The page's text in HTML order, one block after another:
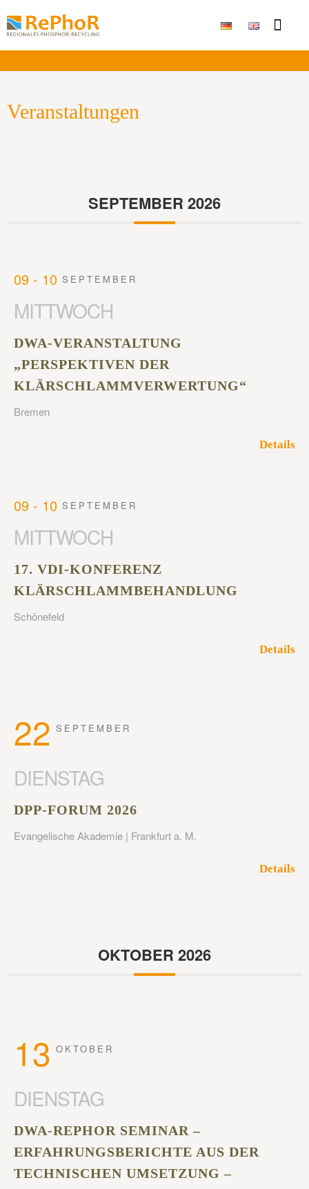
Veranstaltungen
SEPTEMBER 2026
09 - 10 SEPTEMBER
MITTWOCH
DWA-VERANSTALTUNG
„PERSPEKTIVEN DER
KLÄRSCHLAMMVERWERTUNG“
Bremen
Details
09 - 10 SEPTEMBER
MITTWOCH
17. VDI-KONFERENZ
KLÄRSCHLAMMBEHANDLUNG
Schönefeld
Details
22 SEPTEMBER
DIENSTAG
DPP-FORUM 2026
Evangelische Akademie | Frankfurt a. M.
Details
OKTOBER 2026
13 OKTOBER
DIENSTAG
DWA-REPHOR SEMINAR –
ERFAHRUNGSBERICHTE AUS DER
TECHNISCHEN UMSETZUNG –